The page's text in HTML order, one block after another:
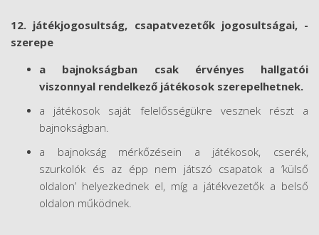
12. játékjogosultság, csapatvezetők jogosultságai, -
szerepe
a bajnokságban csak érvényes hallgatói
viszonnyal rendelkező játékosok szerepelhetnek.
a játékosok saját felelősségükre vesznek részt a
bajnokságban.
a bajnokság mérkőzésein a játékosok, cserék,
szurkolók és az épp nem játszó csapatok a ’külső
oldalon’ helyezkednek el, míg a játékvezetők a belső
oldalon működnek.